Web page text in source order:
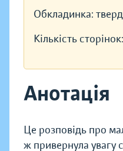
Обкладинка:
Кількість сторінок:
Анотація
Це розповідь про
ж привернула увагу